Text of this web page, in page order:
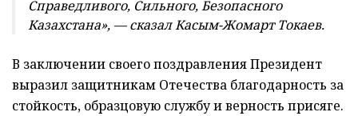
Справедливого, Сильного, Безопасного
Казахстана», — сказал Касым-Жомарт Токаев.
В заключении своего поздравления Президент
выразил защитникам Отечества благодарность за
стойкость, образцовую службу и верность присяге.